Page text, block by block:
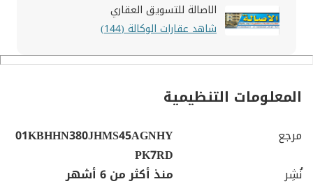
الاصالة للتسويق العقاري
شاهد عقارات الوكالة (144)
المعلومات التنظيمية
مرجع
01KBHHN380JHMS45AGNHY
PK7RD
نُشِر
منذ أكثر من 6 أشهر